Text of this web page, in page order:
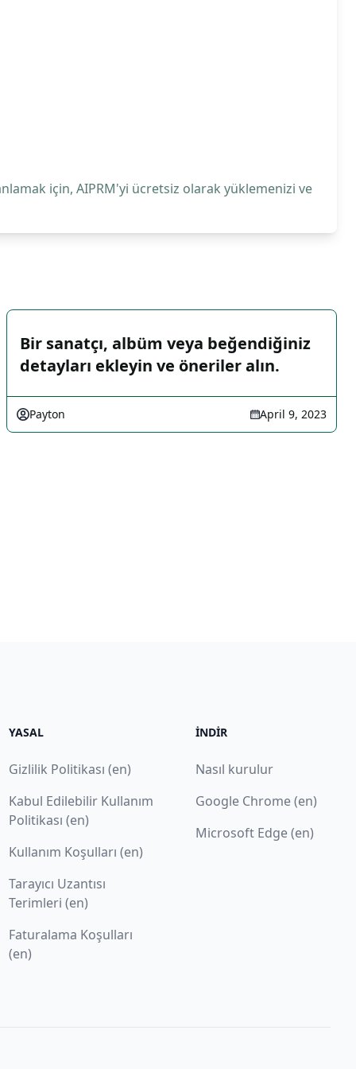
için, AIPRM'yi ücretsiz olarak yüklemenizi ve
Bir sanatçı, albüm veya beğendiğiniz
detayları ekleyin ve öneriler alın.
Payton April 9, 2023
YASAL
Gizlilik Politikası (en)
Kabul Edilebilir Kullanım
Politikası (en)
Kullanım Koşulları (en)
Tarayıcı Uzantısı
Terimleri (en)
Faturalama Koşulları
(en)
İNDIR
Nasıl kurulur
Google Chrome (en)
Microsoft Edge (en)